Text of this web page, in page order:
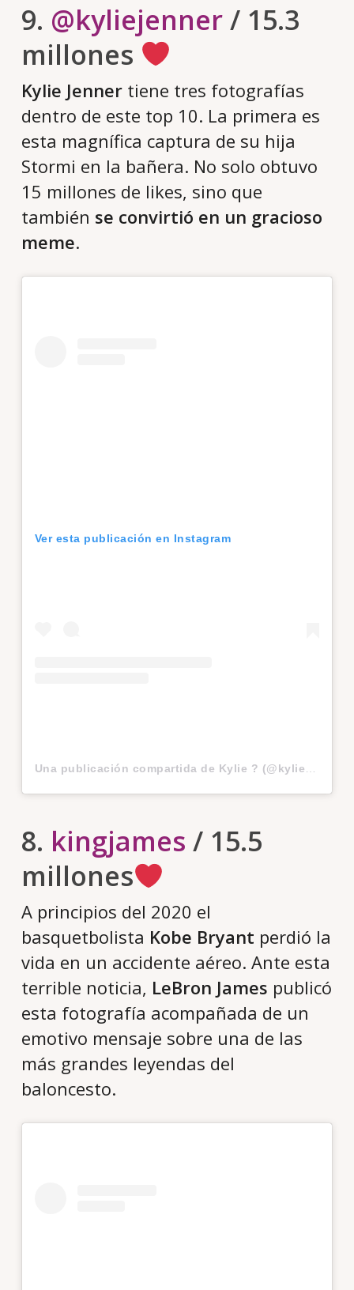
9. @kyliejenner/ 15.3
millones
Kylie Jennertiene tres fotografías
dentro de este top 10. La primera es
esta magnífica captura de su hija
Stormi en la bañera. No solo obtuvo
15 millones de likes, sino que
también se convirtió en un gracioso
meme.
Ver esta publicación en Instagram
8. kingjames / 15.5
millones
A principios del 2020 el
basquetbolista Kobe Bryant perdió la
vida en un accidente aéreo. Ante esta
terrible noticia, LeBron James publicó
esta fotografía acompañada de un
emotivo mensaje sobre una de las
más grandes leyendas del
baloncesto.